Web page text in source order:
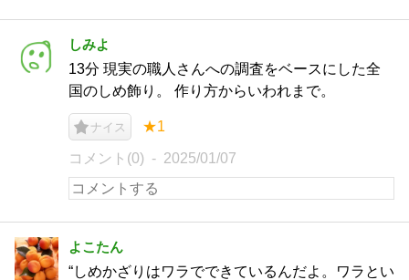
しみよ
13分 現実の職人さんへの調査をベースにした全
国のしめ飾り。 作り方からいわれまで。
ナイス ★1
コメント(0) 2025/01/07
よこたん
“しめかざりはワラでできているんだよ。ワラとい